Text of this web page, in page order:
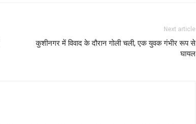
Next article
कुशीनगर में विवाद के दौरान गोली चली, एक युवक गंभीर रूप से
घायल